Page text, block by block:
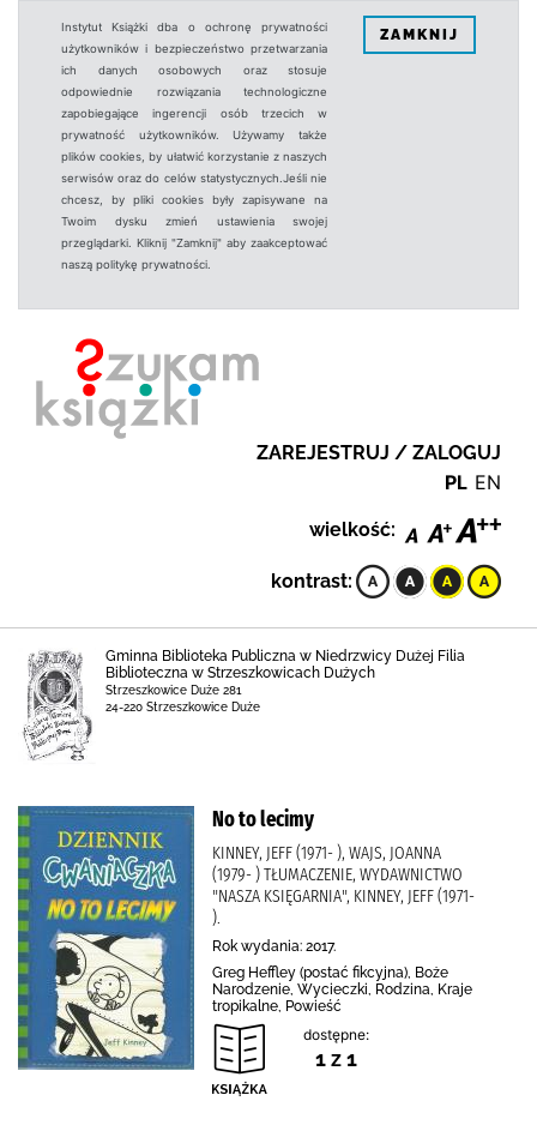
Instytut Książki dba o ochronę prywatności
użytkowników i bezpieczeństwo przetwarzania
ich danych osobowych oraz stosuje
odpowiednie rozwiązania technologiczne
zapobiegające ingerencji osób trzecich w
prywatność użytkowników. Używamy także
plików cookies, by ułatwić korzystanie z naszych
serwisów oraz do celów statystycznych.Jeśli nie
chcesz, by pliki cookies były zapisywane na
Twoim dysku zmień ustawienia swojej
przeglądarki. Kliknij "Zamknij" aby zaakceptować
naszą politykę prywatności.
ZAMKNIJ
ZAREJESTRUJ / ZALOGUJ
PL EN
wielkość:
kontrast:
Gminna Biblioteka Publiczna w Niedrzwicy Dużej Filia
Biblioteczna w Strzeszkowicach Dużych
Strzeszkowice Duże 281
24-220 Strzeszkowice Duże
No to lecimy
KINNEY, JEFF (1971- ), WAJS, JOANNA
(1979- ) TŁUMACZENIE, WYDAWNICTWO
"NASZA KSIĘGARNIA", KINNEY, JEFF (1971-
).
Rok wydania: 2017.
Greg Heffley (postać fikcyjna), Boże
Narodzenie, Wycieczki, Rodzina, Kraje
tropikalne, Powieść
dostępne:
1 z 1